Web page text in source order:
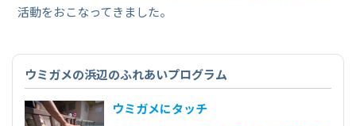
活動をおこなってきました。
ウミガメの浜辺のふれあいプログラム
ウミガメにタッチ